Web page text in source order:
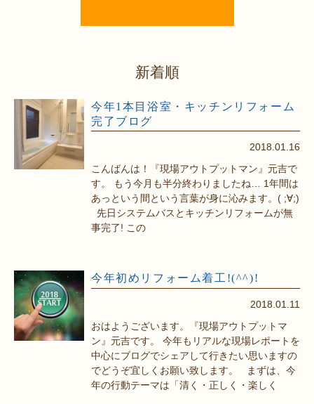
新着順
今年1本目浴室・キッチンリフォーム
完了ブログ
2018.01.16
こんばんは！『現場アウトプットマン』元吉で
す。 もう今月も半分終わりましたね… 1年間は
あっという間という言葉が身に沁みます。( ;∀;)
先日システムバスとキッチンリフォームが無
事完了! この
今年初めリフォーム着工!(^^)!
2018.01.11
おはようございます。『現場アウトプットマ
ン』元吉です。 今年もリアルな現場レポートを
中心にブログでシェアして行きたい思いますの
でどうぞ宜しくお願い致します。 まずは、今
年の行動テーマは「清く・正しく・楽しく